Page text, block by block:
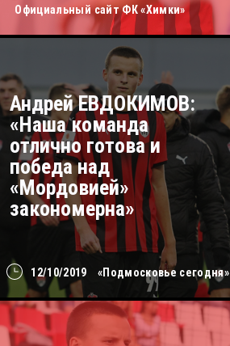
Официальный сайт ФК «Химки»
12/10/2019 «Подмосковье сегодня»
Андрей ЕВДОКИМОВ:
«Наша команда
отлично готова и
победа над
«Мордовией»
закономерна»